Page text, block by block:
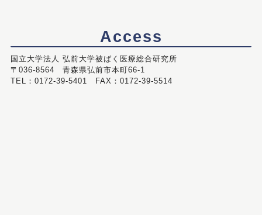
Access
国立大学法人 弘前大学被ばく医療総合研究所
〒036-8564 青森県弘前市本町66-1
TEL：0172-39-5401 FAX：0172-39-5514